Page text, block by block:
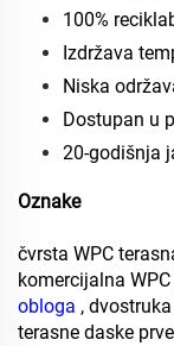
100%
Izdržava
Niska
Dostupan u
20-godišnja
Oznake
čvrsta WPC
komercijalna
obloga ,
terasne daske